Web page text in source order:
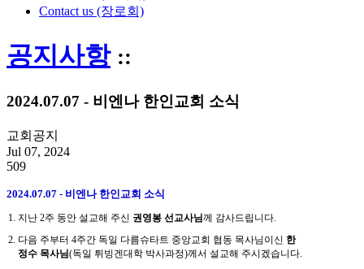
Contact us (장로회)
공지사항 ::
2024.07.07 - 비엔나 한인교회 소식
교회공지
Jul 07, 2024
509
2024.07.07 - 비엔나 한인교회 소식
지난 2주 동안 설교해 주신 권영봉 선교사님께 감사드립니다.
다음 주부터 4주간 독일 다름슈타트 중앙교회 협동 목사님이신 한
정수 목사님(독일 튀빙겐대학 박사과정)께서 설교해 주시겠습니다.